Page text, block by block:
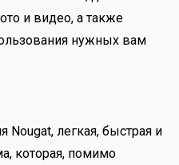
и видео, а также
нужных вам
Nougat, легкая, быстрая и
которая, помимо